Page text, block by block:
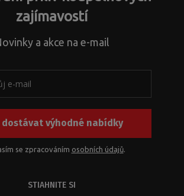
zajímavostí
a akce na e-mail
dostávat výhodné nabídky
se zpracováním osobních údajů.
STIAHNITE SI